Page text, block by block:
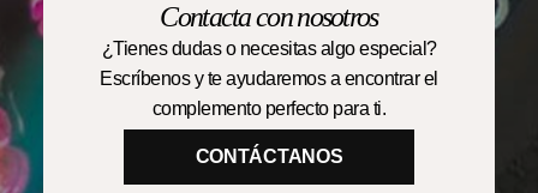
Contacta con nosotros
¿Tienes dudas o necesitas algo especial?
Escríbenos y te ayudaremos a encontrar el
complemento perfecto para ti.
CONTÁCTANOS